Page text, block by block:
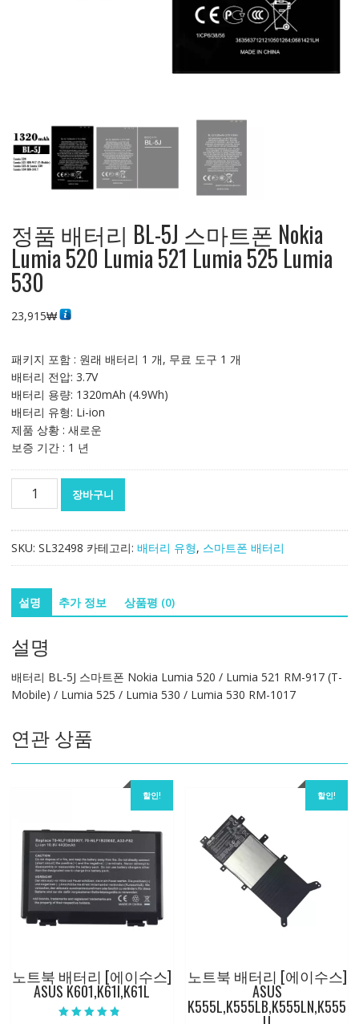
정품 배터리 BL-5J 스마트폰 Nokia
Lumia 520 Lumia 521 Lumia 525 Lumia
530
23,915₩
패키지 포함 : 원래 배터리 1 개, 무료 도구 1 개
배터리 전압: 3.7V
배터리 용량: 1320mAh (4.9Wh)
배터리 유형: Li-ion
제품 상황 : 새로운
보증 기간 : 1 년
리
5J
스
트
Nokia
Lumia
Lumia
521
Lumia
장바구니
SKU: SL32498 카테고리: 배터리 유형, 스마트폰 배터리
설명 추가 정보 상품평 (0)
설명
배터리 BL-5J 스마트폰 Nokia Lumia 520 / Lumia 521 RM-917 (T-
Mobile) / Lumia 525 / Lumia 530 / Lumia 530 RM-1017
연관 상품
할인!
노트북 배터리 [에이수스]
ASUS K601,K61I,K61L
할인!
노트북 배터리 [에이수스]
ASUS
K555L,K555LB,K555LN,K555